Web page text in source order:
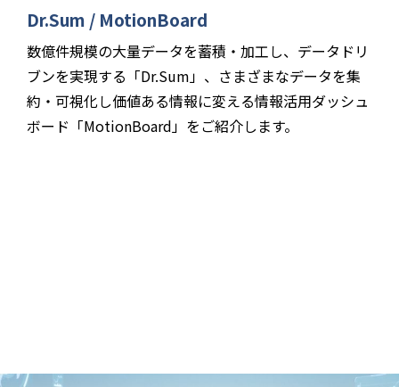
Dr.Sum / MotionBoard
数億件規模の大量データを蓄積・加工し、データドリ
ブンを実現する「Dr.Sum」、さまざまなデータを集
約・可視化し価値ある情報に変える情報活用ダッシュ
ボード「MotionBoard」をご紹介します。